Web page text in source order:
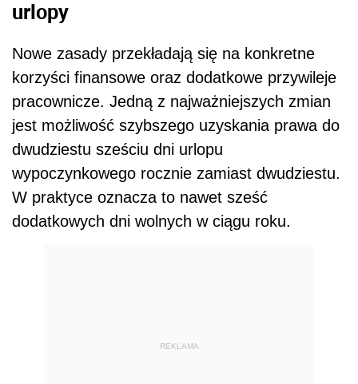
urlopy
Nowe zasady przekładają się na konkretne
korzyści finansowe oraz dodatkowe przywileje
pracownicze. Jedną z najważniejszych zmian
jest możliwość szybszego uzyskania prawa do
dwudziestu sześciu dni urlopu
wypoczynkowego rocznie zamiast dwudziestu.
W praktyce oznacza to nawet sześć
dodatkowych dni wolnych w ciągu roku.
REKLAMA